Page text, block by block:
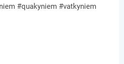
#quakyniem #vatkyniem